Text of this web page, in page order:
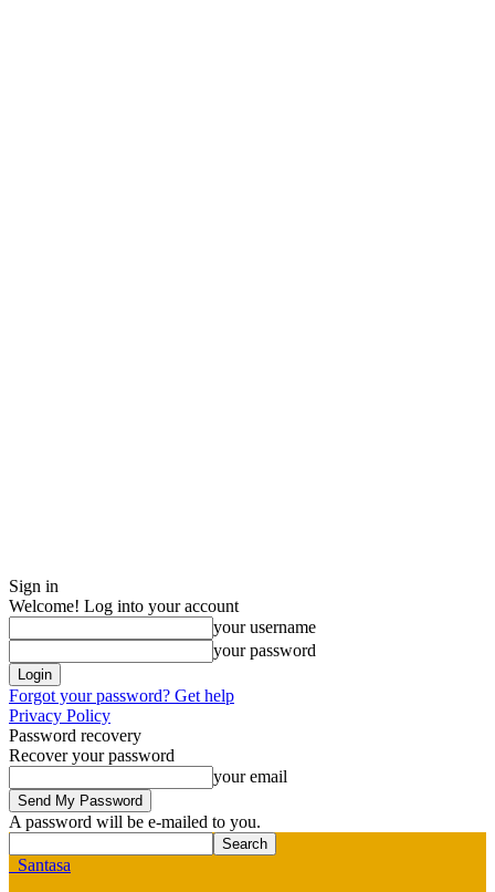
Sign in
Welcome! Log into your account
your username
your password
Forgot your password? Get help
Privacy Policy
Password recovery
Recover your password
your email
A password will be e-mailed to you.
Santasa